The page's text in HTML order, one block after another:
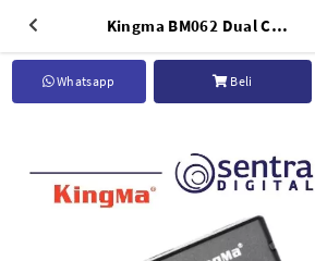
Kingma BM062 Dual Charger with USB for Insta360 One X3 Battery
Whatsapp Beli